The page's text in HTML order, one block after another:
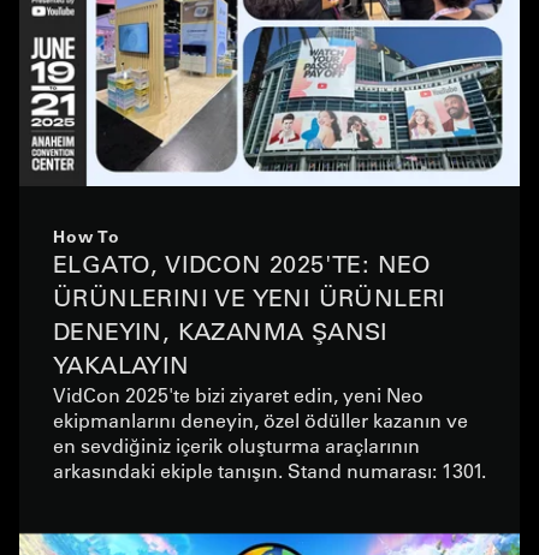
How To
ELGATO, VIDCON 2025'TE: NEO
ÜRÜNLERINI VE YENI ÜRÜNLERI
DENEYIN, KAZANMA ŞANSI
YAKALAYIN
VidCon 2025'te bizi ziyaret edin, yeni Neo
ekipmanlarını deneyin, özel ödüller kazanın ve
en sevdiğiniz içerik oluşturma araçlarının
arkasındaki ekiple tanışın. Stand numarası: 1301.